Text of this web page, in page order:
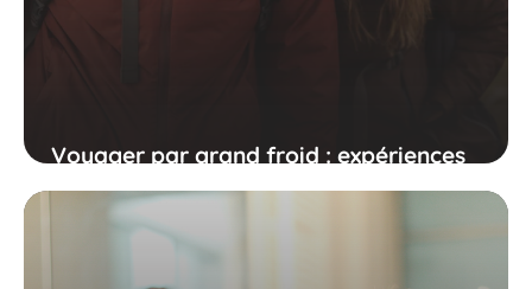
Voyager par grand froid : expériences
et récits d'aventure